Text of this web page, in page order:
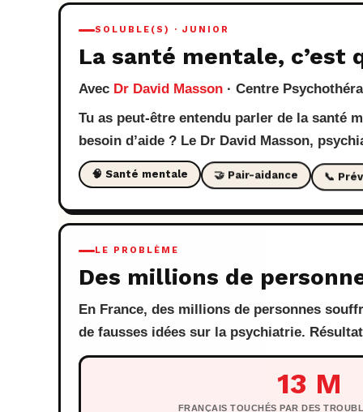
SOLUBLE(S) · JUNIOR
La santé mentale, c’est
Avec Dr David Masson· Centre
Tu as peut-être entendu parler de la santé
besoin d’aide ? Le Dr David Masson,
🧠 Santé mentale 🤝 Pair-aidance 📞
LE PROBLÈME
Des millions de
En France, des millions de personnes
de fausses idées sur la psychiatrie.
13 M
FRANÇAIS TOUCHÉS PAR DES